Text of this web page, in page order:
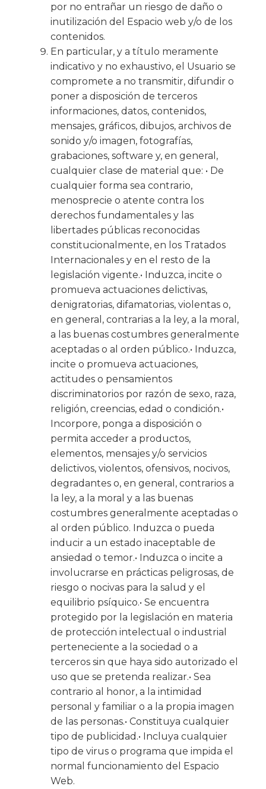
por no entrañar un riesgo de daño o
inutilización del Espacio web y/o de los
contenidos.
En particular, y a título meramente
indicativo y no exhaustivo, el Usuario se
compromete a no transmitir, difundir o
poner a disposición de terceros
informaciones, datos, contenidos,
mensajes, gráficos, dibujos, archivos de
sonido y/o imagen, fotografías,
grabaciones, software y, en general,
cualquier clase de material que: • De
cualquier forma sea contrario,
menosprecie o atente contra los
derechos fundamentales y las
libertades públicas reconocidas
constitucionalmente, en los Tratados
Internacionales y en el resto de la
legislación vigente.• Induzca, incite o
promueva actuaciones delictivas,
denigratorias, difamatorias, violentas o,
en general, contrarias a la ley, a la moral,
a las buenas costumbres generalmente
aceptadas o al orden público.• Induzca,
incite o promueva actuaciones,
actitudes o pensamientos
discriminatorios por razón de sexo, raza,
religión, creencias, edad o condición.•
Incorpore, ponga a disposición o
permita acceder a productos,
elementos, mensajes y/o servicios
delictivos, violentos, ofensivos, nocivos,
degradantes o, en general, contrarios a
la ley, a la moral y a las buenas
costumbres generalmente aceptadas o
al orden público. Induzca o pueda
inducir a un estado inaceptable de
ansiedad o temor.• Induzca o incite a
involucrarse en prácticas peligrosas, de
riesgo o nocivas para la salud y el
equilibrio psíquico.• Se encuentra
protegido por la legislación en materia
de protección intelectual o industrial
perteneciente a la sociedad o a
terceros sin que haya sido autorizado el
uso que se pretenda realizar.• Sea
contrario al honor, a la intimidad
personal y familiar o a la propia imagen
de las personas.• Constituya cualquier
tipo de publicidad.• Incluya cualquier
tipo de virus o programa que impida el
normal funcionamiento del Espacio
Web.